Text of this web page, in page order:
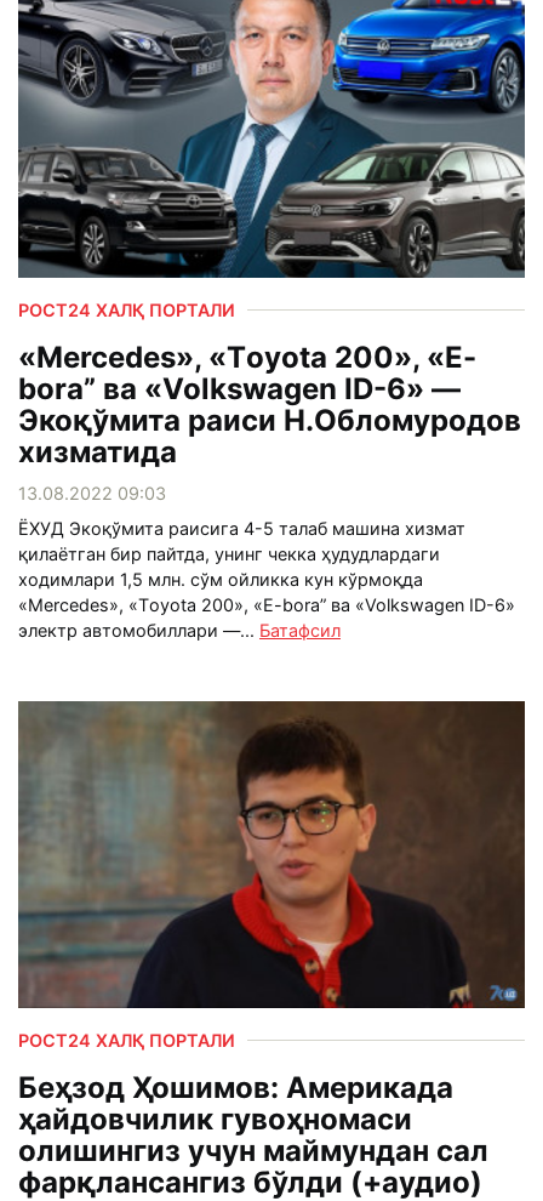
РОСТ24 ХАЛҚ ПОРТАЛИ
«Mercedes», «Тoyota 200», «E-
bora” ва «Volkswagen ID-6» —
Экоқўмита раиси Н.Обломуродов
хизматида
13.08.2022 09:03
ЁХУД Экоқўмита раисига 4-5 талаб машина хизмат
қилаётган бир пайтда, унинг чекка ҳудудлардаги
ходимлари 1,5 млн. сўм ойликка кун кўрмоқда
«Mercedes», «Тoyota 200», «E-bora” ва «Volkswagen ID-6»
электр автомобиллари —... Батафсил
РОСТ24 ХАЛҚ ПОРТАЛИ
Беҳзод Ҳошимов: Америкада
ҳайдовчилик гувоҳномаси
олишингиз учун маймундан сал
фарқлансангиз бўлди (+аудио)